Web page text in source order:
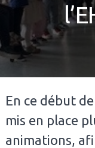
En ce début
mis en place
animations,